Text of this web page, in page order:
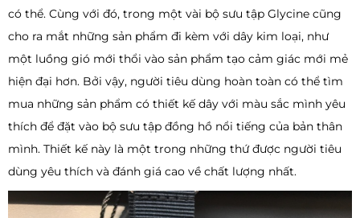
có thể. Cùng với đó, trong một vài bộ sưu tập Glycine cũng
cho ra mắt những sản phẩm đi kèm với dây kim loại, như
một luồng gió mới thổi vào sản phẩm tạo cảm giác mới mẻ
hiện đại hơn. Bởi vậy, người tiêu dùng hoàn toàn có thể tìm
mua những sản phẩm có thiết kế dây với màu sắc mình yêu
thích để đặt vào bộ sưu tập đồng hồ nổi tiếng của bản thân
mình. Thiết kế này là một trong những thứ được người tiêu
dùng yêu thích và đánh giá cao về chất lượng nhất.